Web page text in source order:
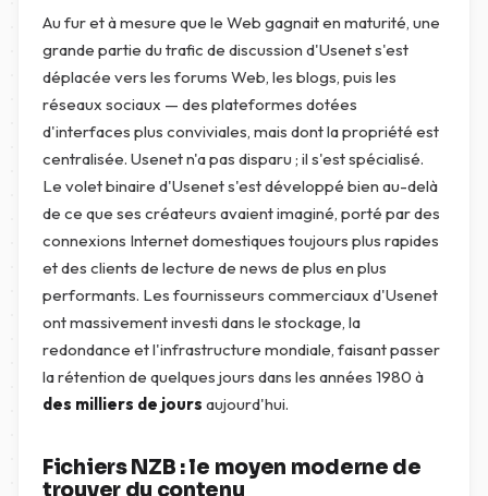
Au fur et à mesure que le Web gagnait en maturité, une
grande partie du trafic de discussion d'Usenet s'est
déplacée vers les forums Web, les blogs, puis les
réseaux sociaux — des plateformes dotées
d'interfaces plus conviviales, mais dont la propriété est
centralisée. Usenet n'a pas disparu ; il s'est spécialisé.
Le volet binaire d'Usenet s'est développé bien au-delà
de ce que ses créateurs avaient imaginé, porté par des
connexions Internet domestiques toujours plus rapides
et des clients de lecture de news de plus en plus
performants. Les fournisseurs commerciaux d'Usenet
ont massivement investi dans le stockage, la
redondance et l'infrastructure mondiale, faisant passer
la rétention de quelques jours dans les années 1980 à
des milliers de jours aujourd'hui.
Fichiers NZB : le moyen moderne de
trouver du contenu